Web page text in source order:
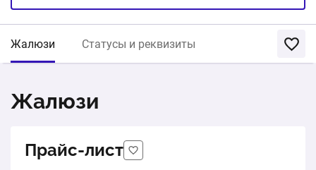
Жалюзи Статусы и реквизиты
Жалюзи
Прайс-лист